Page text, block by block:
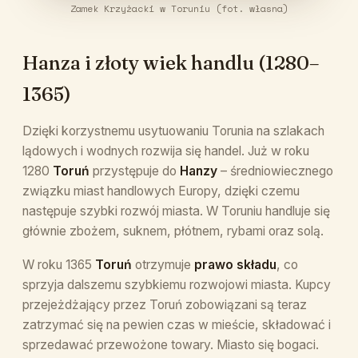
Zamek Krzyżacki w Toruniu (fot. własna)
Hanza i złoty wiek handlu (1280–
1365)
Dzięki korzystnemu usytuowaniu Torunia na szlakach
lądowych i wodnych rozwija się handel. Już w roku
1280 Toruń przystępuje do Hanzy – średniowiecznego
związku miast handlowych Europy, dzięki czemu
następuje szybki rozwój miasta. W Toruniu handluje się
głównie zbożem, suknem, płótnem, rybami oraz solą.
W roku 1365 Toruń otrzymuje prawo składu, co
sprzyja dalszemu szybkiemu rozwojowi miasta. Kupcy
przejeżdżający przez Toruń zobowiązani są teraz
zatrzymać się na pewien czas w mieście, składować i
sprzedawać przewożone towary. Miasto się bogaci.